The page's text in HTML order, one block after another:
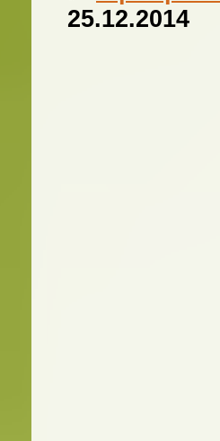
25.12.2014